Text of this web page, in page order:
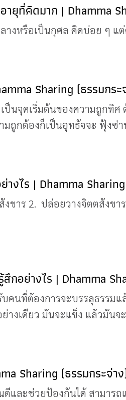
ยุที่คิดมาก | Dhamma
างหรือเป็นกุศล คิดบ่อย ๆ
Sharing (ธรรมกระ
นจุดเริ่มต้นของความถูกทิ
มถูกต้องก็เป็นอุทธัจจะ ฟุ้งซ่
งไร | Dhamma
าร 2. ปล่อยวางจิตตสังข
อย่างไร | Dhamma
คนที่ต้องการจะบรรลุธรรม
างเดียว มันจะแข็ง แล้วมัน
Sharing (ธรรมกระจ่า
และช่วยป้องกันได้ สามารถ